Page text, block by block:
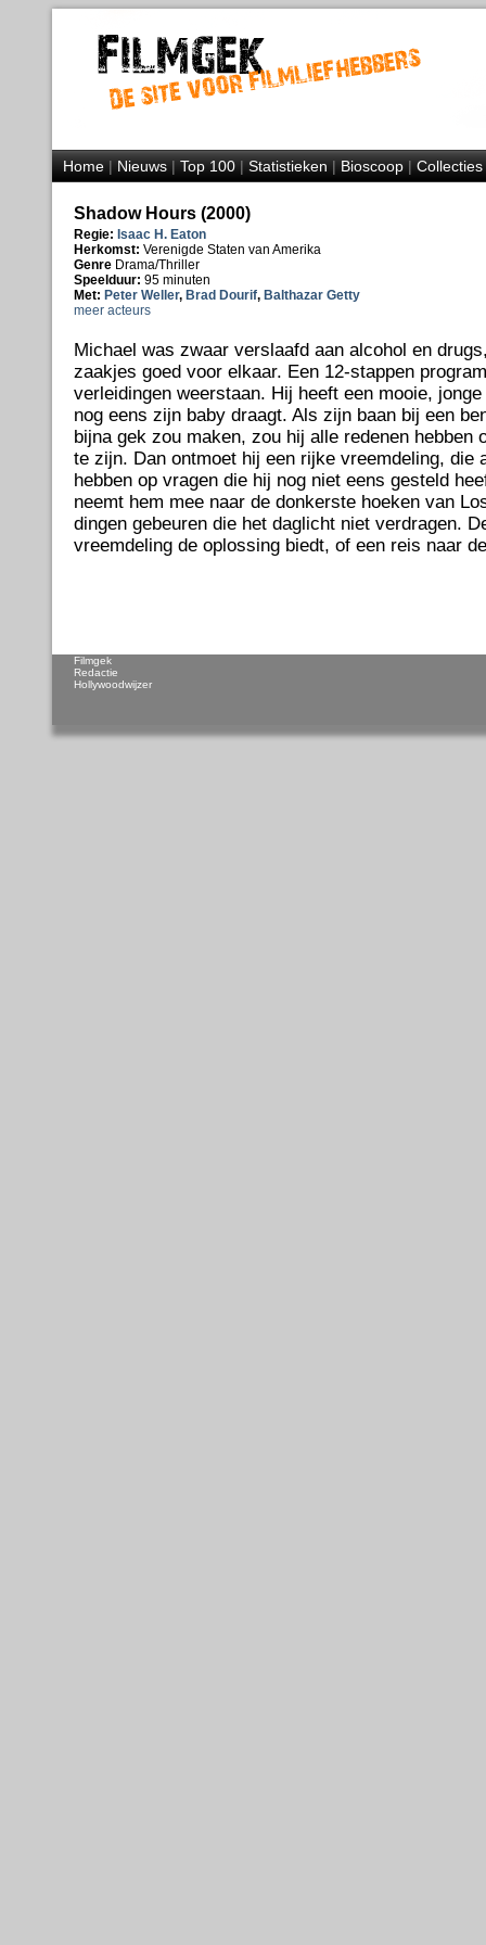
Home|Nieuws|Top 100|Statistieken|Bioscoop|Collecties
Shadow Hours (2000)
Regie: Isaac H. Eaton
Herkomst: Verenigde Staten van Amerika
Genre Drama/Thriller
Speelduur: 95 minuten
Met: Peter Weller, Brad Dourif, Balthazar Getty
meer acteurs
Michael was zwaar verslaafd aan alcohol en
zaakjes goed voor elkaar. Een 12-stappen
verleidingen weerstaan. Hij heeft een mooie,
nog eens zijn baby draagt. Als zijn baan bij een
bijna gek zou maken, zou hij alle redenen hebben
te zijn. Dan ontmoet hij een rijke vreemdeling, die
hebben op vragen die hij nog niet eens gesteld
neemt hem mee naar de donkerste hoeken van
dingen gebeuren die het daglicht niet verdragen.
vreemdeling de oplossing biedt, of een reis naar
Filmgek
Redactie
Hollywoodwijzer